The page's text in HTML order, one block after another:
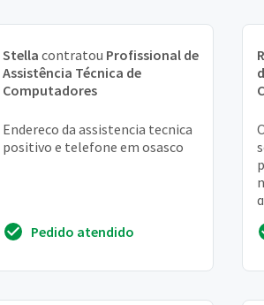
Stella contratou Profissional de
Assistência Técnica de
Computadores
Endereco da assistencia tecnica
positivo e telefone em osasco
Pedido atendido